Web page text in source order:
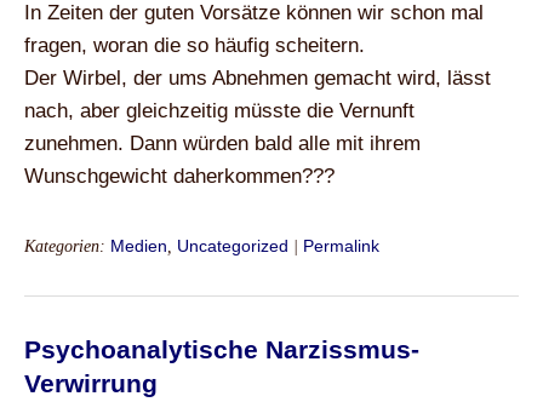
In Zeiten der guten Vorsätze können wir schon mal
fragen, woran die so häufig scheitern.
Der Wirbel, der ums Abnehmen gemacht wird, lässt
nach, aber gleichzeitig müsste die Vernunft
zunehmen. Dann würden bald alle mit ihrem
Wunschgewicht daherkommen???
Kategorien: Medien, Uncategorized Permalink
Psychoanalytische Narzissmus-
Verwirrung